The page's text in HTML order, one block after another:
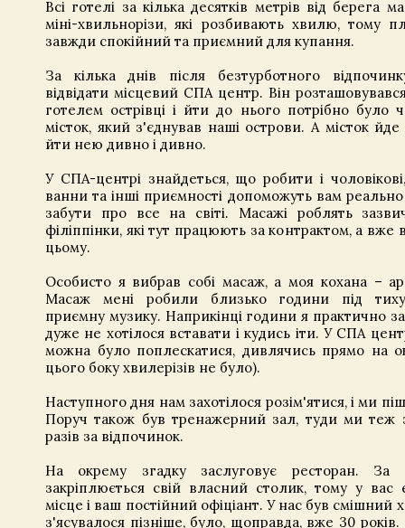
Всі готелі за кілька десятків метрів від берега
міні-хвильнорізи, які розбивають хвилю, тому
завжди спокійний та приємний для купання.
За кілька днів після безтурботного
відвідати місцевий СПА центр. Він
готелем острівці і йти до нього потрібно було
місток, який з'єднував наші острови. А місток
йти нею дивно і дивно.
У СПА-центрі знайдеться, що робити і
ванни та інші приємності допоможуть вам
забути про все на світі. Масажі роблять
філіппінки, які тут працюють за контрактом, а вже
цьому.
Особисто я вибрав собі масаж, а моя кохана –
Масаж мені робили близько години під
приємну музику. Наприкінці години я практично
дуже не хотілося вставати і кудись іти. У СПА
можна було поплескатися, дивлячись прямо на
цього боку хвилерізів не було).
Наступного дня нам захотілося розім'ятися, і ми
Поруч також був тренажерний зал, туди ми теж
разів за відпочинок.
На окрему згадку заслуговує ресторан. За
закріплюється свій власний столик, тому у вас
місце і ваш постійний офіціант. У нас був смішний
з'ясувалося пізніше, було, щоправда, вже 30